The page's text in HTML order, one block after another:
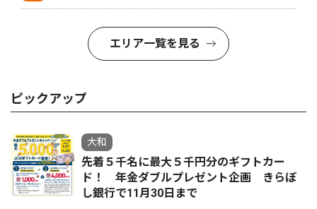
エリア一覧を見る
ピックアップ
大和
先着５千名に最大５千円分のギフトカー
ド！ 年金ダブルプレゼント企画 きらぼ
し銀行で11月30日まで